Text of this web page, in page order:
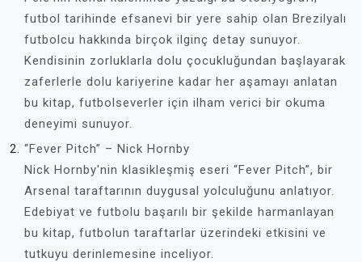
futbol tarihinde efsanevi bir yere sahip olan Brezilyalı
futbolcu hakkında birçok ilginç detay sunuyor.
Kendisinin zorluklarla dolu çocukluğundan başlayarak
zaferlerle dolu kariyerine kadar her aşamayı anlatan
bu kitap, futbolseverler için ilham verici bir okuma
deneyimi sunuyor.
“Fever Pitch” – Nick Hornby
Nick Hornby'nin klasikleşmiş eseri “Fever Pitch”, bir
Arsenal taraftarının duygusal yolculuğunu anlatıyor.
Edebiyat ve futbolu başarılı bir şekilde harmanlayan
bu kitap, futbolun taraftarlar üzerindeki etkisini ve
tutkuyu derinlemesine inceliyor.